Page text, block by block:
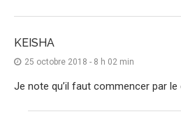
KEISHA
25 octobre 2018 - 8 h 02 min
Je note qu’il faut commencer par le